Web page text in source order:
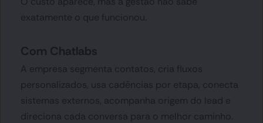
exatamente o que funcionou.
Com Chatlabs
A empresa segmenta contatos, cria fluxos
personalizados, usa cadências por etapa, conecta
sistemas externos, acompanha origem do lead e
direciona cada conversa para o melhor caminho.